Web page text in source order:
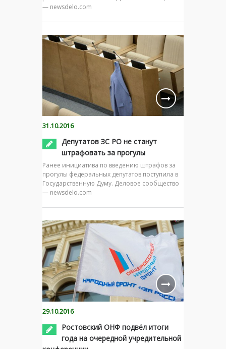
— newsdelo.com
31.10.2016
Депутатов ЗС РО не станут
штрафовать за прогулы
Ранее инициатива по введению штрафов за
прогулы федеральных депутатов поступила в
Государственную Думу. Деловое сообщество
— newsdelo.com
29.10.2016
Ростовский ОНФ подвёл итоги
года на очередной учредительной